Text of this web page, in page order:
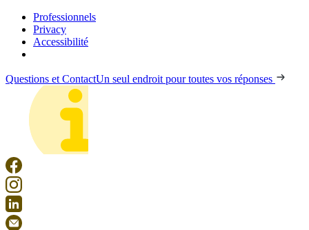
Professionnels
Privacy
Accessibilité
Questions et ContactUn seul endroit pour toutes vos réponses